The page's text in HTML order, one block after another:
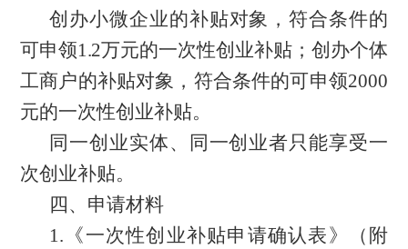
创办小微企业的补贴对象，符合条件的
可申领1.2万元的一次性创业补贴；创办个体
工商户的补贴对象，符合条件的可申领2000
元的一次性创业补贴。
同一创业实体、同一创业者只能享受一
次创业补贴。
四、申请材料
1.《一次性创业补贴申请确认表》（附